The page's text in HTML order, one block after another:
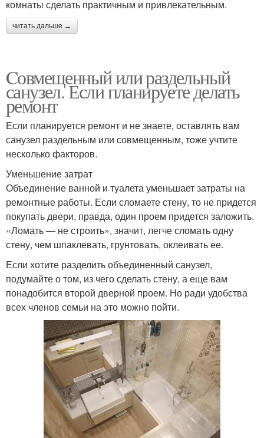
комнаты сделать практичным и привлекательным.
читать дальше →
Cовмещенный или раздельный
санузел. Если планируете делать
ремонт
Если планируется ремонт и не знаете, оставлять вам
санузел раздельным или совмещенным, тоже учтите
несколько факторов.
Уменьшение затрат
Объединение ванной и туалета уменьшает затраты на
ремонтные работы. Если сломаете стену, то не придется
покупать двери, правда, один проем придется заложить.
«Ломать — не строить», значит, легче сломать одну
стену, чем шпаклевать, грунтовать, оклеивать ее.
Если хотите разделить объединенный санузел,
подумайте о том, из чего сделать стену, а еще вам
понадобится второй дверной проем. Но ради удобства
всех членов семьи на это можно пойти.